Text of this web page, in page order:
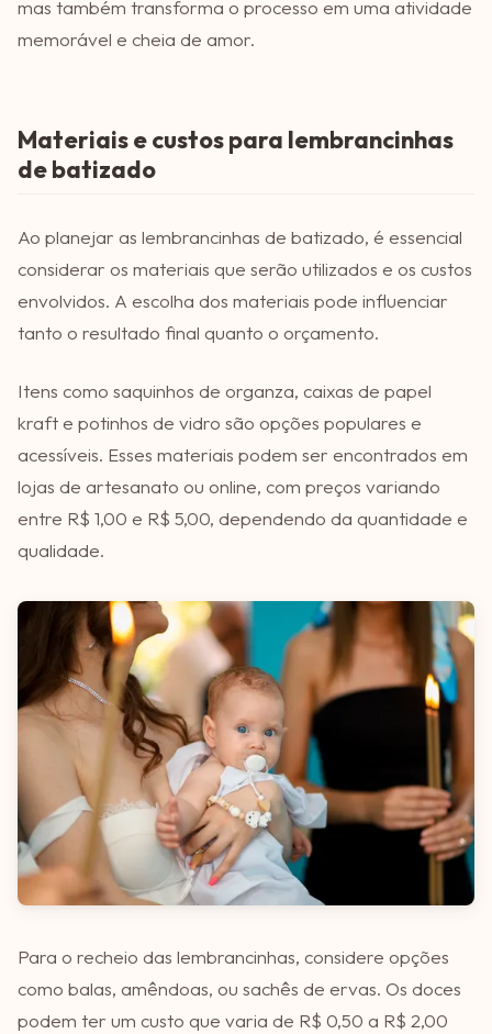
mas também transforma o processo em uma atividade
memorável e cheia de amor.
Materiais e custos para lembrancinhas
de batizado
Ao planejar as lembrancinhas de batizado, é essencial
considerar os materiais que serão utilizados e os custos
envolvidos. A escolha dos materiais pode influenciar
tanto o resultado final quanto o orçamento.
Itens como saquinhos de organza, caixas de papel
kraft e potinhos de vidro são opções populares e
acessíveis. Esses materiais podem ser encontrados em
lojas de artesanato ou online, com preços variando
entre R$ 1,00 e R$ 5,00, dependendo da quantidade e
qualidade.
Para o recheio das lembrancinhas, considere opções
como balas, amêndoas, ou sachês de ervas. Os doces
podem ter um custo que varia de R$ 0,50 a R$ 2,00